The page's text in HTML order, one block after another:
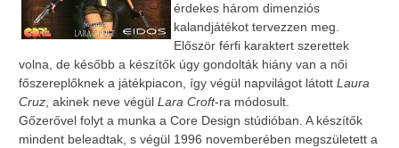
érdekes három dimenziós
kalandjátékot tervezzen meg.
Először férfi karaktert szerettek
volna, de később a készítők úgy gondolták hiány van a női
főszereplőknek a játékpiacon, így végül napvilágot látott Laura
Cruz, akinek neve végül Lara Croft-ra módosult.
Gőzerővel folyt a munka a Core Design stúdióban. A készítők
mindent beleadtak, s végül 1996 novemberében megszületett a